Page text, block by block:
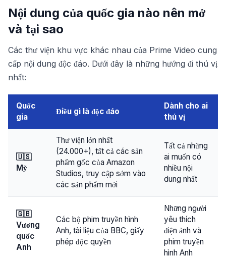
Nội dung của quốc gia nào nên mở
và tại sao
Các thư viện khu vực khác nhau của Prime Video cung
cấp nội dung độc đáo. Dưới đây là những hướng đi thú vị
nhất:
Quốc
gia
Điều gì là độc đáo
Dành cho ai
thú vị
🇺🇸
Mỹ
Thư viện lớn nhất
(24.000+), tất cả các sản
phẩm gốc của Amazon
Studios, truy cập sớm vào
các sản phẩm mới
Tất cả những
ai muốn có
nhiều nội
dung nhất
🇬🇧
Vương
quốc
Anh
Các bộ phim truyền hình
Anh, tài liệu của BBC, giấy
phép độc quyền
Những người
yêu thích
điện ảnh và
phim truyền
hình Anh